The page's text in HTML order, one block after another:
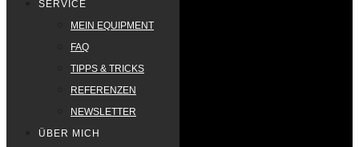
SERVICE
MEIN EQUIPMENT
FAQ
TIPPS & TRICKS
REFERENZEN
NEWSLETTER
ÜBER MICH